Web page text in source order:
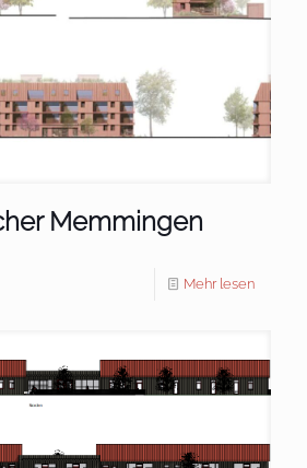
Memmingen
Mehr lesen